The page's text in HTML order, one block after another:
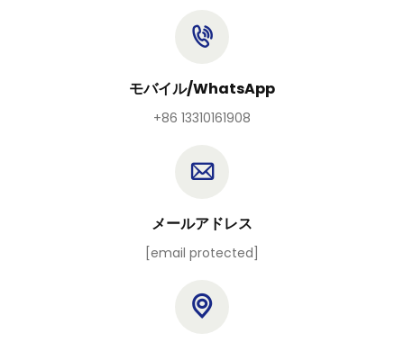
モバイル/WhatsApp
+86 13310161908
メールアドレス
[email protected]